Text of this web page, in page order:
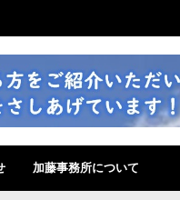
加藤事務所について